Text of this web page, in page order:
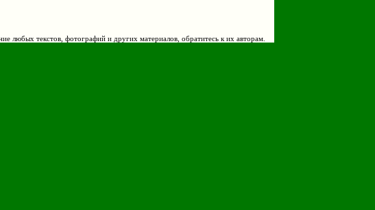
любых текстов, фотографий и других материалов, обратитесь к их авторам.